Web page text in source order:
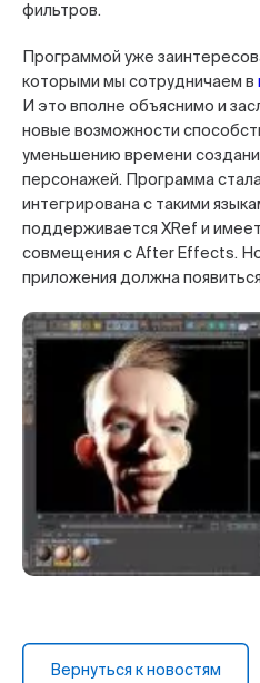
фильтров.
Программой уже
которыми мы сотрудничаем в
И это вполне объяснимо и
новые возможности
уменьшению времени
персонажей. Программа
интегрирована с такими
поддерживается XRef и
совмещения с After Effects.
приложения должна
Вернуться к новостям